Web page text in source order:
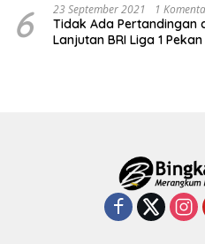
6 23 September 2021 1
Tidak Ada Pertandingan
Lanjutan BRI Liga 1